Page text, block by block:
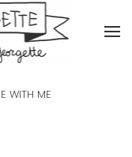
WITH ME